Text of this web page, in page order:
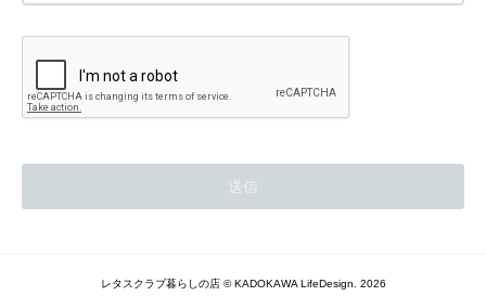
レタスクラブ暮らしの店 © KADOKAWA LifeDesign. 2026